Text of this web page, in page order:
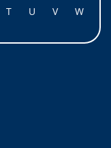
T U V
W